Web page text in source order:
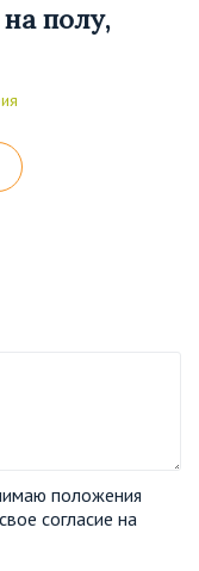
полу,
положения
согласие на